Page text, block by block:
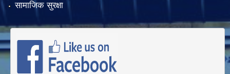
सामाजिक सुरक्षा